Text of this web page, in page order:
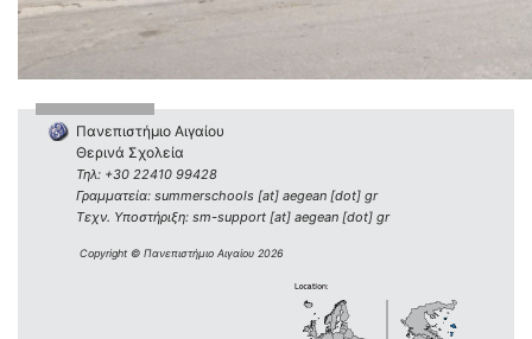
Πανεπιστήμιο Αιγαίου
Θερινά Σχολεία
Τηλ: +30 22410 99428
Γραμματεία: summerschools [at] aegean [dot] gr
Τεχν. Υποστήριξη: sm-support [at] aegean [dot] gr
Copyright © Πανεπιστήμιο Αιγαίου 2026